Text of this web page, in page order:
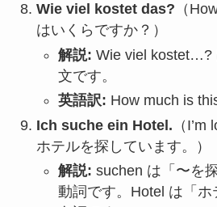
Wie viel kostet das? （
はいくらですか？）
解説: Wie viel kostet…?
文です。
英語訳: How much is
Ich suche ein Hotel. （
ホテルを探しています。
）
解説: suchen は「〜を
動詞です。 Hotel は「